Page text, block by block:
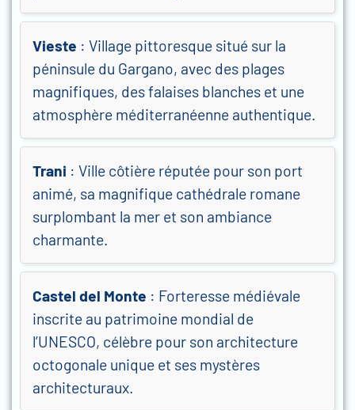
Vieste : Village pittoresque situé sur la
péninsule du Gargano, avec des plages
magnifiques, des falaises blanches et une
atmosphère méditerranéenne authentique.
Trani : Ville côtière réputée pour son port
animé, sa magnifique cathédrale romane
surplombant la mer et son ambiance
charmante.
Castel del Monte : Forteresse médiévale
inscrite au patrimoine mondial de
l’UNESCO, célèbre pour son architecture
octogonale unique et ses mystères
architecturaux.